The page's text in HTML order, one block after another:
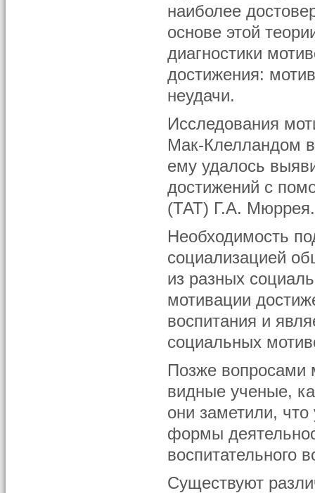
наиболее
основе этой
диагностики
достижения:
неудачи.
Исследования
Мак-Клелландом в
ему удалось
достижений с
(ТАТ) Г.А. Мюррея.
Необходимость
социализацией
из разных
мотивации
воспитания и
социальных
Позже вопросами
видные ученые,
они заметили,
формы
воспитательного
Существуют